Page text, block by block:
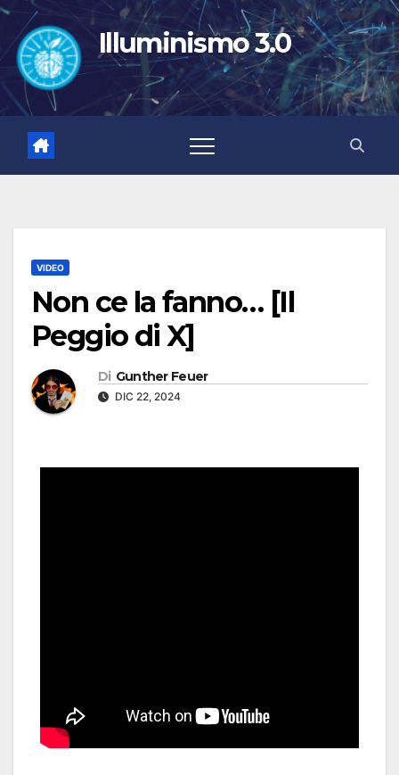
Salta
contenuto
Illuminismo 3.0
VIDEO
Non ce la fanno… [Il
Peggio di X]
Di Gunther Feuer
DIC 22, 2024